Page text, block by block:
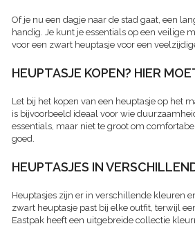
Of je nu een dagje naar de stad gaat, een
handig. Je kunt je essentials op een veilige
voor een zwart heuptasje voor een
HEUPTASJE KOPEN? HIER
Let bij het kopen van een heuptasje op het
is bijvoorbeeld ideaal voor wie
essentials, maar niet te groot om
goed.
HEUPTASJES IN
Heuptasjes zijn er in verschillende kleuren
zwart heuptasje past bij elke outfit, terwijl
Eastpak heeft een uitgebreide collectie